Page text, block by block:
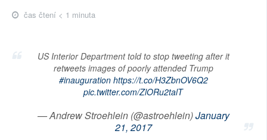
čas čtení < 1 minuta
US Interior Department told to stop tweeting after it
retweets images of poorly attended Trump
#inauguration https://t.co/H3ZbnOV6Q2
pic.twitter.com/ZlORu2talT
— Andrew Stroehlein (@astroehlein)January
21, 2017